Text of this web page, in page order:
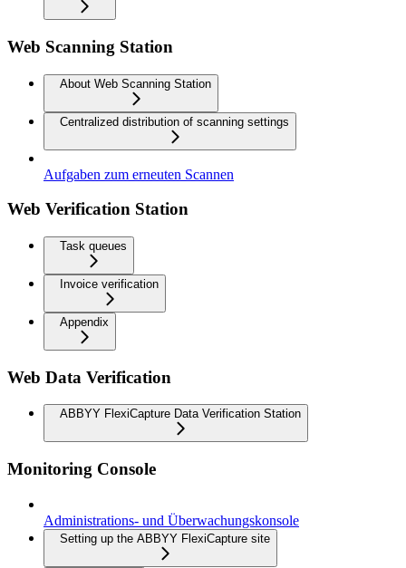
Web Scanning Station
About Web Scanning Station
Centralized distribution of scanning settings
Aufgaben zum erneuten Scannen
Web Verification Station
Task queues
Invoice verification
Appendix
Web Data Verification
ABBYY FlexiCapture Data Verification Station
Monitoring Console
Administrations- und Überwachungskonsole
Setting up the ABBYY FlexiCapture site